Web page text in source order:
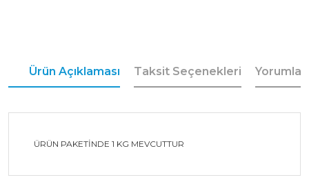
Ürün Açıklaması Taksit Seçenekleri Yorumlar
ÜRÜN PAKETİNDE 1 KG MEVCUTTUR